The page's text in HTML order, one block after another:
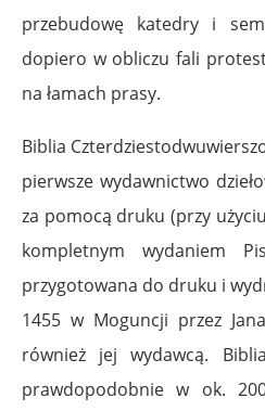
przebudowę katedry i
dopiero w obliczu fali
na łamach prasy.
Biblia
pierwsze wydawnictwo
za pomocą druku (przy
kompletnym wydaniem
przygotowana do druku i
1455 w Moguncji przez
również jej wydawcą.
prawdopodobnie w ok.